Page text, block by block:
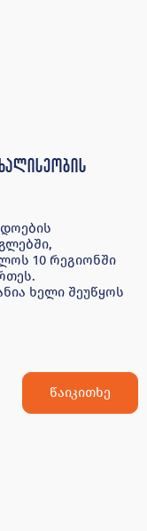
10 რეგიონში
ხელი შეუწყოს
წაიკითხე